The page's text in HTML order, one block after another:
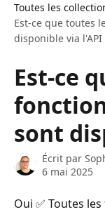
Toutes les
Est-ce que toutes
disponible via l'API
Est-ce
sont
Écrit par
6 mai 2025
Oui ✅ Toutes